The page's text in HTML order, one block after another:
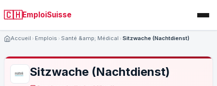
🇨🇭EmploiSuisse
Accueil Emplois Santé &amp; Médical Sitzwache (Nachtdienst)
Sitzwache (Nachtdienst)